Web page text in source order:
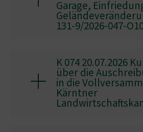
Garage,
131-9/2026-047-
K 074 20.07.2026
über die
in die
Kärntner